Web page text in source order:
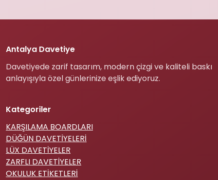
Antalya Davetiye
Davetiyede zarif tasarım, modern çizgi ve kaliteli baskı
anlayışıyla özel günlerinize eşlik ediyoruz.
Kategoriler
KARŞILAMA BOARDLARI
DÜĞÜN DAVETİYELERİ
LÜX DAVETİYELER
ZARFLI DAVETİYELER
OKULUK ETİKETLERİ